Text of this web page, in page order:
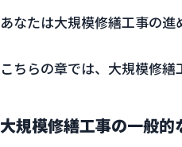
あなたは大規模修繕工事の進
こちらの章では、大規模修
大規模修繕工事の一般的